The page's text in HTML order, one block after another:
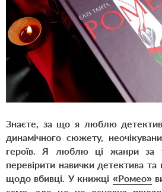
Знаєте, за що я люблю
динамічного сюжету,
героїв. Я люблю ці жанри за
перевірити навички детектива та
щодо вбивці. У книжці «Ромео»